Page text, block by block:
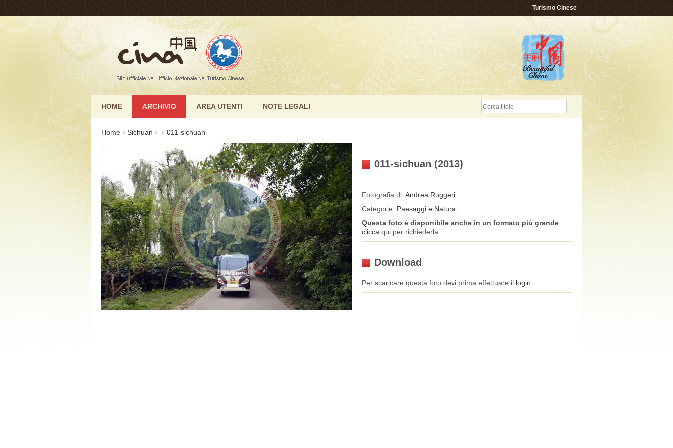
Turismo Cinese
HOME ARCHIVIO AREA UTENTI NOTE LEGALI
Home Sichuan 011-sichuan
011-sichuan (2013)
Fotografia di: Andrea Ruggeri
Categorie: Paesaggi e Natura
Questa foto è disponibile anche in un formato più grande
clicca qui per richiederla.
Download
Per scaricare questa foto devi prima effettuare il login